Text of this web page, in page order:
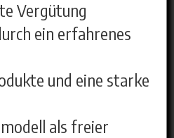
Vergütung
ein erfahrenes
und eine starke
als freier